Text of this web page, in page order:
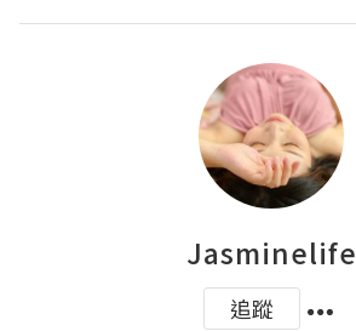
Jasminelife
追蹤